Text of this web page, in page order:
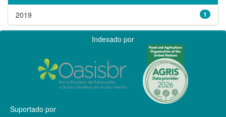
1
2019
Indexado por
Suportado por